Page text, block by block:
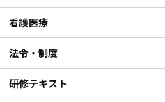
看護医療
法令・制度
研修テキスト